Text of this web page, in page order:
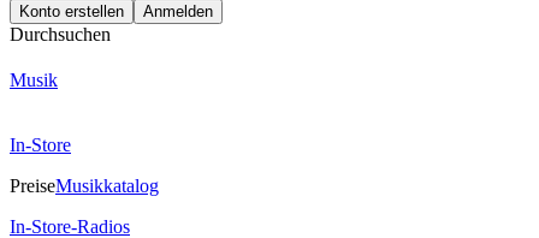
Konto erstellen Anmelden
Durchsuchen
Musik
In-Store
PreiseMusikkatalog
In-Store-Radios